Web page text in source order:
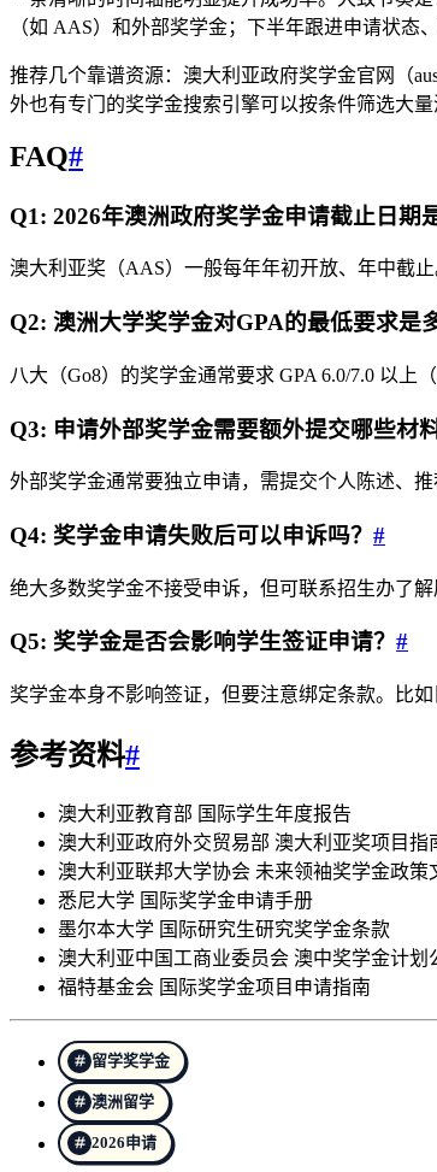
（如 AAS）和外部奖学金；下半年跟进申请状态
推荐几个靠谱资源：澳大利亚政府奖学金官网（
外也有专门的奖学金搜索引擎可以按条件筛选大
FAQ#
Q1: 2026年澳洲政府奖学金申请截止日期
澳大利亚奖（AAS）一般每年年初开放、年中截
Q2: 澳洲大学奖学金对GPA的最低要求是
八大（Go8）的奖学金通常要求 GPA 6.0/7.0 以上
Q3: 申请外部奖学金需要额外提交哪些材料
外部奖学金通常要独立申请，需提交个人陈述、
Q4: 奖学金申请失败后可以申诉吗？ #
绝大多数奖学金不接受申诉，但可联系招生办了
Q5: 奖学金是否会影响学生签证申请？ #
奖学金本身不影响签证，但要注意绑定条款。比
参考资料#
澳大利亚教育部 国际学生年度报告
澳大利亚政府外交贸易部 澳大利亚奖项目指
澳大利亚联邦大学协会 未来领袖奖学金政策
悉尼大学 国际奖学金申请手册
墨尔本大学 国际研究生研究奖学金条款
澳大利亚中国工商业委员会 澳中奖学金计划
福特基金会 国际奖学金项目申请指南
留学奖学金
澳洲留学
2026申请